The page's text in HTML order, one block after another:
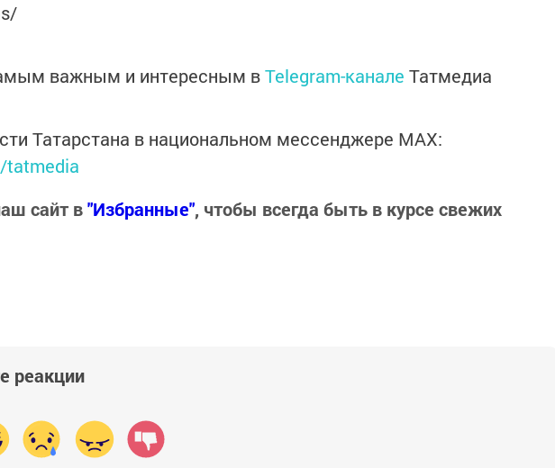
важным и интересным вTelegram-канале Татмедиа
Татарстана в национальном мессенджере MАХ:
tatmedia
сайт в"Избранные", чтобы всегда быть в курсе свежих
реакции